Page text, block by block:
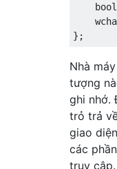
bool
};
Nhà
tượng
ghi nhớ.
trỏ trả
giao
các
truy